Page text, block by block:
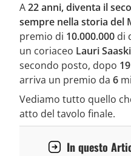
A22 anni, diventa il
sempre nella storia del
premio di 10.000.000 di
un coriaceo Lauri
secondo posto, dopo 19
arriva un premio da 6
Vediamo tutto quello
atto del tavolo finale.
In questo